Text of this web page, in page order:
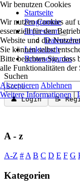
Startseite
Programme
Impressum
Linktausch
Browsergames
Suchen
👤 Login
📝
A - z
A-Z #A B C D E F G
Kategorien
Wir benutzen Cookies
Wir nutzen Cookies auf
essenziell für den
Website und die
Sie können selbst
Bitte beachten Sie,
alle Funktionalitäten der
Akzeptieren Ablehnen
Weitere Informationen|